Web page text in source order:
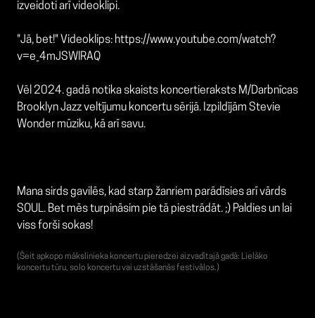
izveidoti arī videoklipi.
"Jā, bet!" Videoklips: https://www.youtube.com/watch?
v=e_4mJSWlRAQ
Vēl 2024. gadā notika skaists koncertieraksts M/Darbnīcas
Brooklyn Jazz veltījumu koncertu sērijā. Izpildījām Stevie
Wonder mūziku, kā arī savu.
Mana sirds gavilēs, kad starp žanriem parādīsies arī vārds
SOUL. Bet mēs turpināsim pie tā piestrādāt. ;) Paldies un lai
viss forši sokas!
(Šeit apkopo mākslinieka koncertu pieredzei aizvadītajā gadā: Lielāko
koncertu tūru, solo koncertu vai uzstāšanās festivālos.)